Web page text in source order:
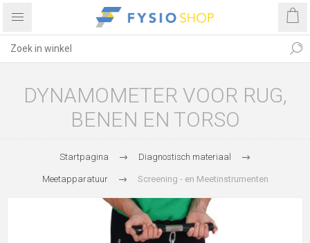
DYNAMOMETER VOOR RUG,
BENEN EN TORSO
Startpagina Diagnostisch materiaal
Meetapparatuur Screening - en Meetinstrumenten